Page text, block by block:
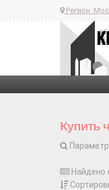
Регион:
Купить
Найдено